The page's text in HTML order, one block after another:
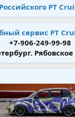
PT
сервис PT
+7-906-249-99-98